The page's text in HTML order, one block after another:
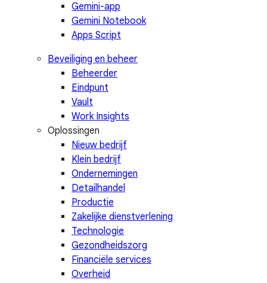
Gemini-app
Gemini Notebook
Apps Script
Beveiliging en beheer
Beheerder
Eindpunt
Vault
Work Insights
Oplossingen
Nieuw bedrijf
Klein bedrijf
Ondernemingen
Detailhandel
Productie
Zakelijke dienstverlening
Technologie
Gezondheidszorg
Financiële services
Overheid